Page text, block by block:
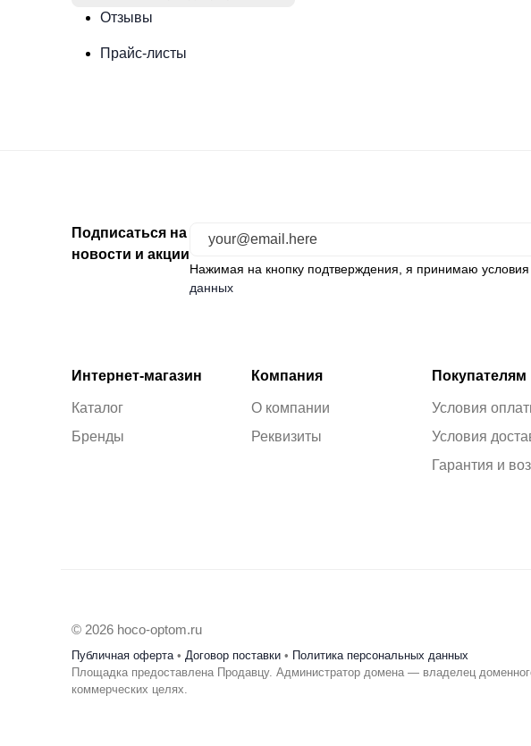
Отзывы
Прайс-листы
Подписаться на
новости и акции
Нажимая на кнопку подтверждения, я принимаю условия
данных
Интернет-магазин
Каталог
Бренды
Компания
О компании
Реквизиты
Покупателям
Условия
Условия
Гарантия и
© 2026 hoco-optom.ru
Публичная оферта • Договор поставки • Политика персональных данных
Площадка предоставлена Продавцу. Администратор домена — владелец
коммерческих целях.